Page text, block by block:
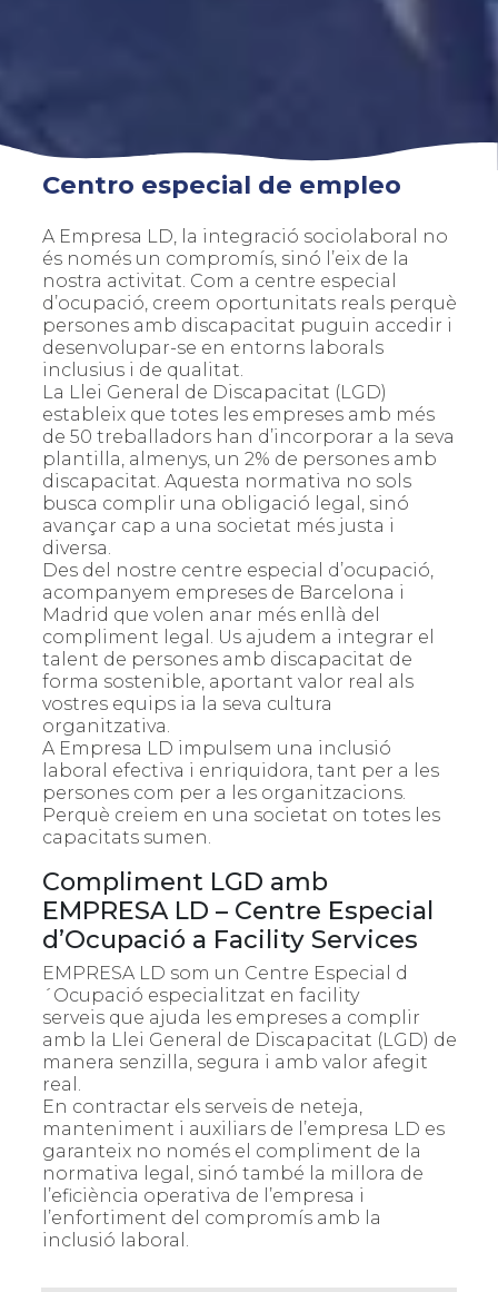
Centro especial de empleo
A Empresa LD, la integració sociolaboral no
és només un compromís, sinó l’eix de la
nostra activitat. Com a centre especial
d’ocupació, creem oportunitats reals perquè
persones amb discapacitat puguin accedir i
desenvolupar-se en entorns laborals
inclusius i de qualitat.
La Llei General de Discapacitat (LGD)
estableix que totes les empreses amb més
de 50 treballadors han d’incorporar a la seva
plantilla, almenys, un 2% de persones amb
discapacitat. Aquesta normativa no sols
busca complir una obligació legal, sinó
avançar cap a una societat més justa i
diversa.
Des del nostre centre especial d’ocupació,
acompanyem empreses de Barcelona i
Madrid que volen anar més enllà del
compliment legal. Us ajudem a integrar el
talent de persones amb discapacitat de
forma sostenible, aportant valor real als
vostres equips ia la seva cultura
organitzativa.
A Empresa LD impulsem una inclusió
laboral efectiva i enriquidora, tant per a les
persones com per a les organitzacions.
Perquè creiem en una societat on totes les
capacitats sumen.
Compliment LGD amb
EMPRESA LD – Centre Especial
d’Ocupació a Facility Services
EMPRESA LD som un Centre Especial d
´Ocupació especialitzat en facility
serveis que ajuda les empreses a complir
amb la Llei General de Discapacitat (LGD) de
manera senzilla, segura i amb valor afegit
real.
En contractar els serveis de neteja,
manteniment i auxiliars de l’empresa LD es
garanteix no només el compliment de la
normativa legal, sinó també la millora de
l’eficiència operativa de l’empresa i
l’enfortiment del compromís amb la
inclusió laboral.